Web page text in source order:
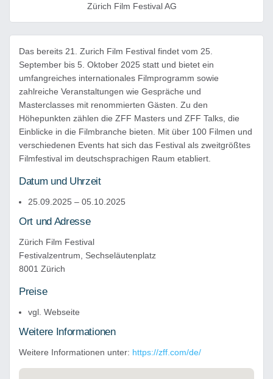
Zürich Film Festival AG
Das bereits 21. Zurich Film Festival findet vom 25.
September bis 5. Oktober 2025 statt und bietet ein
umfangreiches internationales Filmprogramm sowie
zahlreiche Veranstaltungen wie Gespräche und
Masterclasses mit renommierten Gästen. Zu den
Höhepunkten zählen die ZFF Masters und ZFF Talks, die
Einblicke in die Filmbranche bieten. Mit über 100 Filmen und
verschiedenen Events hat sich das Festival als zweitgrößtes
Filmfestival im deutschsprachigen Raum etabliert.
Datum und Uhrzeit
25.09.2025 – 05.10.2025
Ort und Adresse
Zürich Film Festival
Festivalzentrum, Sechseläutenplatz
8001 Zürich
Preise
vgl. Webseite
Weitere Informationen
Weitere Informationen unter: https://zff.com/de/